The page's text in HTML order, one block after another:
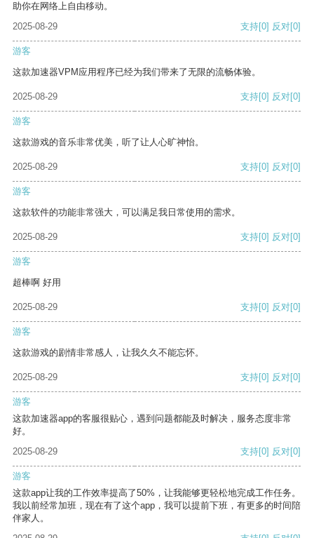
助你在网络上自由移动。
2025-08-29
支持[0] 反对[0]
游客
这款加速器VPM应用程序已经为我们带来了无限的流畅体验。
2025-08-29 支持[0] 反对[0]
游客
这款游戏的音乐非常优美，听了让人心旷神怡。
2025-08-29 支持[0] 反对[0]
游客
这款软件的功能非常强大，可以满足我日常使用的需求。
2025-08-29 支持[0] 反对[0]
游客
超棒啊 好用
2025-08-29 支持[0] 反对[0]
游客
这款游戏的剧情非常感人，让我久久不能忘怀。
2025-08-29 支持[0] 反对[0]
游客
这款加速器app的客服很贴心，遇到问题都能及时解决，服务态度非常
好。
2025-08-29
支持[0] 反对[0]
游客
这款app让我的工作效率提高了50%，让我能够更轻松地完成工作任务。
我以前经常加班，现在有了这个app，我可以提前下班，有更多的时间陪
伴家人。